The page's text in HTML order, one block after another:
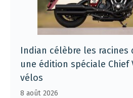
Indian célèbre les racines
une édition spéciale Chief
vélos
8 août 2026